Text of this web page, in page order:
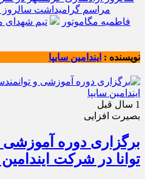
مراسم گرامیداشت سالروز
فاطمیه مگاموتور
تیم شهدای
نویسنده : ایندامین سایپا
1 سال قبل
بصیرت افزایی
برگزاری دوره آموزشی
توانا در شرکت ایندامین